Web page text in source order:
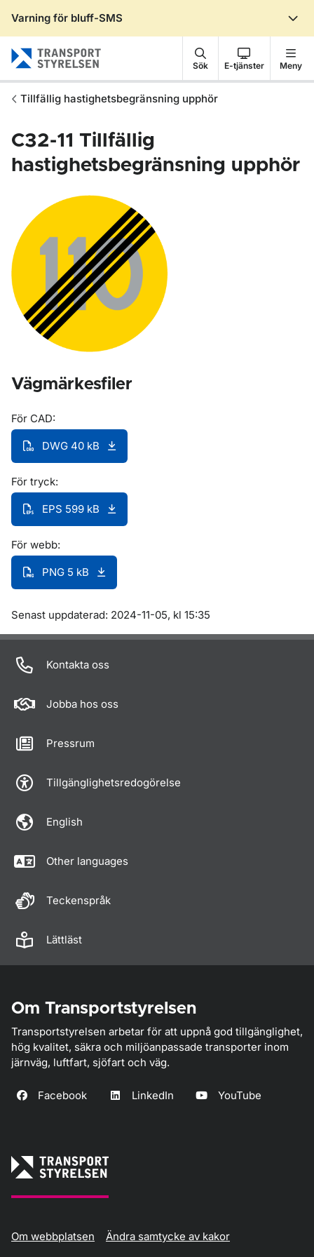
Varning för bluff-SMS
Sök E-tjänster Meny
Tillfällig hastighetsbegränsning upphör
C32-11 Tillfällig
hastighetsbegränsning upphör
Vägmärkesfiler
För CAD:
DWG 40 kB
För tryck:
EPS 599 kB
För webb:
PNG 5 kB
Om sidan
Senast uppdaterad: 2024-11-05, kl 15:35
Kontakta oss
Jobba hos oss
Pressrum
Tillgänglighetsredogörelse
English
Other languages
Teckenspråk
Lättläst
Om Transportstyrelsen
Transportstyrelsen arbetar för att uppnå god tillgänglighet,
hög kvalitet, säkra och miljöanpassade transporter inom
järnväg, luftfart, sjöfart och väg.
Facebook LinkedIn YouTube
Om webbplatsen Ändra samtycke av kakor